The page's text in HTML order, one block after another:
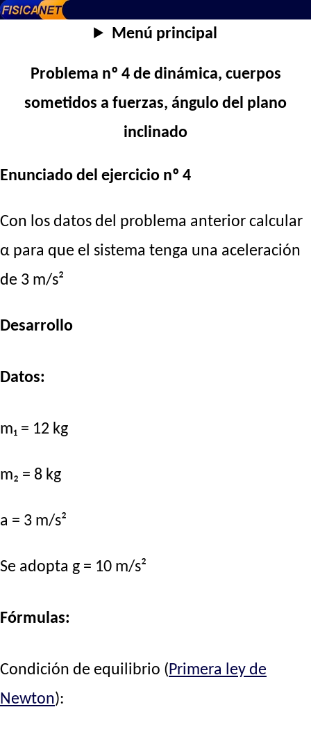
Menú principal
Problema nº 4 de dinámica, cuerpos
sometidos a fuerzas, ángulo del plano
inclinado
Enunciado del ejercicio nº 4
Con los datos del problema anterior calcular
α para que el sistema tenga una aceleración
de 3 m/s²
Desarrollo
Datos:
m₁ = 12 kg
m₂ = 8 kg
a = 3 m/s²
Se adopta g = 10 m/s²
Fórmulas:
Condición de equilibrio (Primera ley de
Newton):